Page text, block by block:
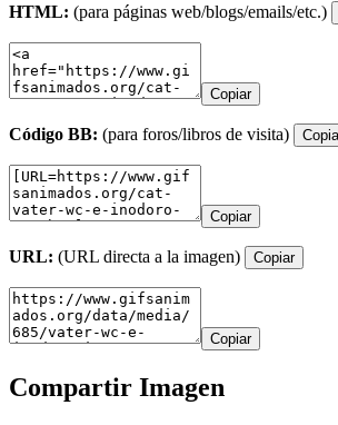
HTML: (para páginas web/blogs/emails/etc.)
Copiar
Código BB: (para foros/libros de visita)
Copiar
URL: (URL directa a la imagen) Copiar
Copiar
Compartir Imagen